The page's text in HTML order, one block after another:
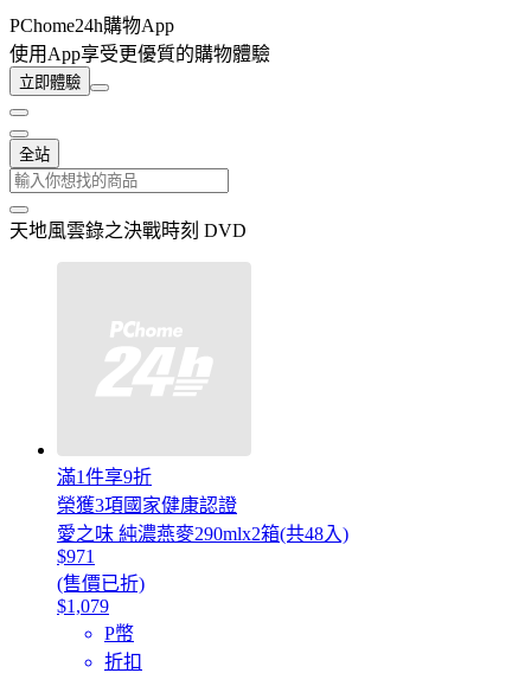
PChome24h購物App
使用App享受更優質的購物體驗
立即體驗
全站
天地風雲錄之決戰時刻 DVD
滿1件享9折
榮獲3項國家健康認證
愛之味 純濃燕麥290mlx2箱(共48入)
$971
(售價已折)
$1,079
P幣
折扣